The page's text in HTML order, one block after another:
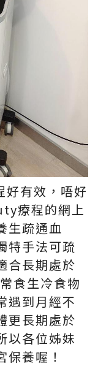
有效，唔好
療程的網上
生疏通血
特手法可疏
合長期處於
食生冷食物
遇到月經不
更長期處於
以各位姊妹
養喔！